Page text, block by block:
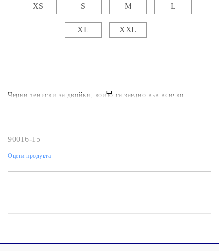
Черни тениски за двойки, които са заедно във всичко.
XS S M L
XL XXL
90016-15
Оцени продукта